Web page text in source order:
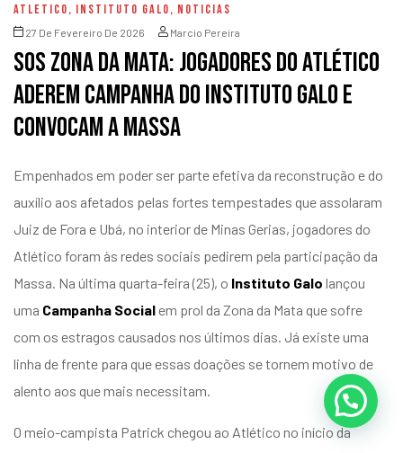
ATLETICO, INSTITUTO GALO, NOTICIAS
27 De Fevereiro De 2026 Marcio Pereira
SOS Zona da Mata: Jogadores do Atlético
aderem campanha do Instituto Galo e
convocam a Massa
Empenhados em poder ser parte efetiva da reconstrução e do
auxílio aos afetados pelas fortes tempestades que assolaram
Juiz de Fora e Ubá, no interior de Minas Gerias, jogadores do
Atlético foram às redes sociais pedirem pela participação da
Massa. Na última quarta-feira (25), o Instituto Galo lançou
uma Campanha Socialem prol da Zona da Mata que sofre
com os estragos causados nos últimos dias. Já existe uma
linha de frente para que essas doações se tornem motivo de
alento aos que mais necessitam.
O meio-campista Patrick chegou ao Atlético no início da